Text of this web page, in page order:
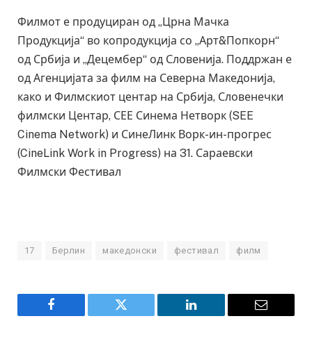
Филмот е продуциран од „Црна Мачка
Продукција“ во копродукција со „Арт&Попкорн“
од Србија и „Децембер“ од Словенија. Поддржан е
од Агенцијата за филм на Северна Македонија,
како и Филмскиот центар на Србија, Словенечки
филмски Центар, СЕЕ Синема Нетворк (SEE
Cinema Network) и СинеЛинк Ворк-ин-прогрес
(CineLink Work in Progress) на 31. Сараевски
Филмски Фестивал
17 Берлин македонски фестивал филм
Facebook Twitter LinkedIn Email